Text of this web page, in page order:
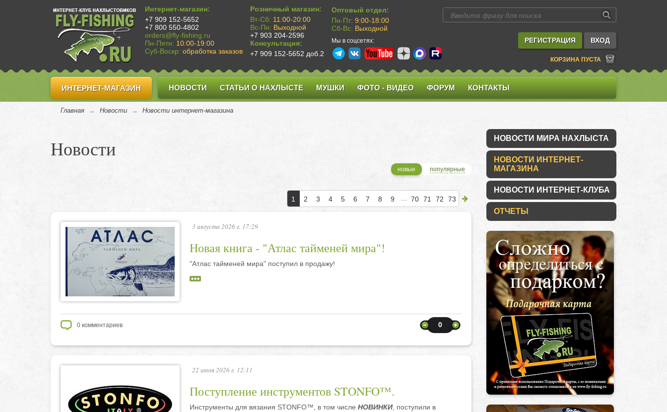
Интернет-магазин:
+7 909 152-5652
+7 800 550-4802
orders@fly-fishing.ru
Пн-Пятн: 10:00-19:00
Суб-Воскр: обработка заказов
Розничный магазин:
Вт-Сб: 11:00-20:00
Вс-Пн: Выходной
+7 903 204-2596
Консультация:
+7 909 152-5652 доб.2
Оптовый отдел:
Пн-Пт: 9:00-18:00
Сб-Вс: Выходной
Мы в соцсетях: РЕГИСТРАЦИЯ ВХОД
КОРЗИНА ПУСТА
ИНТЕРНЕТ-МАГАЗИН НОВОСТИ СТАТЬИ О НАХЛЫСТЕ МУШКИ ФОТО - ВИДЕО ФОРУМ КОНТАКТЫ
Главная → Новости → Новости интернет-магазина
Новости
новые популярные
1 2 3 4 5 6 7 8 9 70 71 72 73
3 августа 2026 г. 17:29
Новая книга - "Атлас тайменей мира"!
"Атлас тайменей мира" поступил в продажу!
0 комментариев 0
22 июля 2026 г. 12:11
Поступление инструментов STONFO™.
Инструменты для вязания STONFO™, в том числе НОВИНКИ, поступили в
НОВОСТИ МИРА НАХЛЫСТА
НОВОСТИ ИНТЕРНЕТ-
МАГАЗИНА
НОВОСТИ ИНТЕРНЕТ-КЛУБА
ОТЧЕТЫ